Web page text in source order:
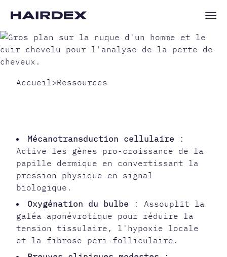
Accueil >Ressources
Mécanotransduction cellulaire :
Active les gènes pro-croissance de la
papille dermique en convertissant la
pression physique en signal
biologique.
Oxygénation du bulbe : Assouplit la
galéa aponévrotique pour réduire la
tension tissulaire, l'hypoxie locale
et la fibrose péri-folliculaire.